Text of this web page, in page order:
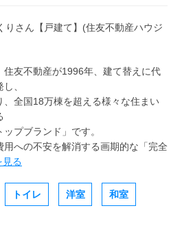
住友不動産が1996年、建て替えに代
、
、全国18万棟を超える様々な住まい
プブランド」です。
用への不安を解消する画期的な「完全
見る
トイレ 洋室 和室